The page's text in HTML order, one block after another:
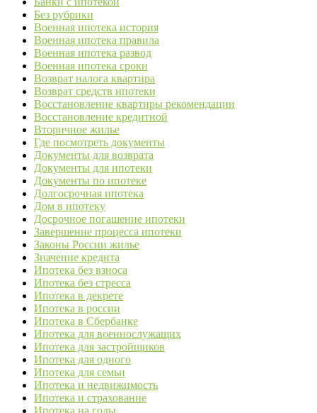
Без рубрики
Военная ипотека история
Военная ипотека правила
Военная ипотека развод
Военная ипотека сроки
Возврат налога квартира
Возврат средств ипотеки
Восстановление квартиры рекомендации
Восстановление кредитной
Вторичное жилье
Где посмотреть документы
Документы для возврата
Документы для ипотеки
Документы по ипотеке
Долгосрочная ипотека
Дом в ипотеку
Досрочное погашение ипотеки
Завершение процесса ипотеки
Законы России жилье
Значение кредита
Ипотека без взноса
Ипотека без стресса
Ипотека в декрете
Ипотека в россии
Ипотека в Сбербанке
Ипотека для военнослужащих
Ипотека для застройщиков
Ипотека для одного
Ипотека для семьи
Ипотека и недвижимость
Ипотека и страхование
Ипотека на годы